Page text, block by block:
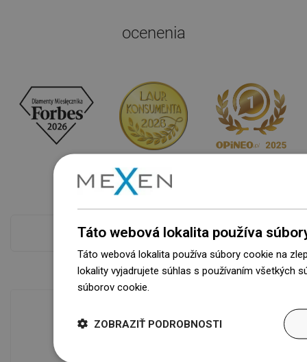
ocenenia
Pokladňa viac
Táto webová lokalita používa
Táto webová lokalita používa súbory cookie na
lokality vyjadrujete súhlas s používaním všetkých
súborov cookie.
ZOBRAZIŤ PODROBNOSTI